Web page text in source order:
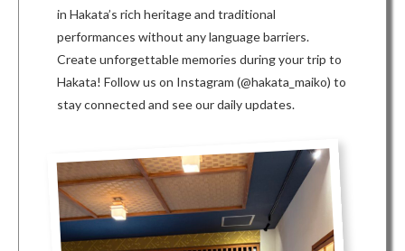
in Hakata’s rich heritage and traditional
performances without any language barriers.
Create unforgettable memories during your trip to
Hakata! Follow us on Instagram (@hakata_maiko) to
stay connected and see our daily updates.